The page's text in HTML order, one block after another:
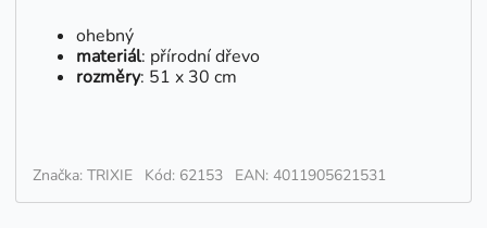
ohebný
materiál: přírodní dřevo
rozměry: 51 x 30 cm
Značka: TRIXIE Kód: 62153 EAN: 4011905621531